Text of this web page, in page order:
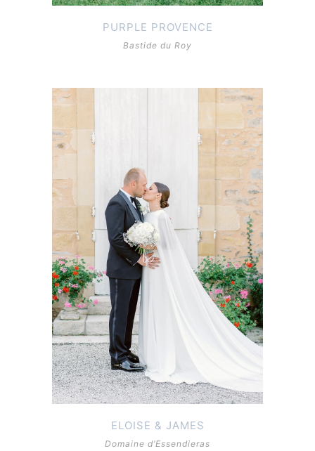
PURPLE PROVENCE
Bastide du Roy
ELOISE & JAMES
Domaine d’Essendieras